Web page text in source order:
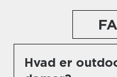
Hvad er